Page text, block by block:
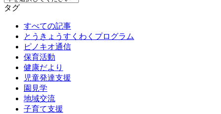
タグ
すべての記事
とうきょうすくわくプログラム
ピノキオ通信
保育活動
健康だより
児童発達支援
園見学
地域交流
子育て支援